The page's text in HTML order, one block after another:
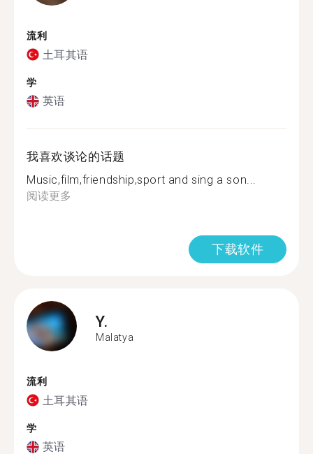
流利
土耳其语
学
英语
我喜欢谈论的话题
Music,film,friendship,sport and sing a son...
阅读更多
下载软件
Y.
Malatya
流利
土耳其语
学
英语